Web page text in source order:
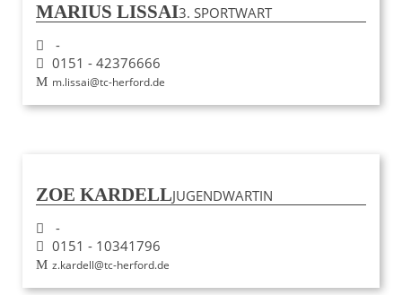
MARIUS LISSAI3. SPORTWART
-
0151 - 42376666
m.lissai@tc-herford.de
ZOE KARDELLJUGENDWARTIN
-
0151 - 10341796
z.kardell@tc-herford.de